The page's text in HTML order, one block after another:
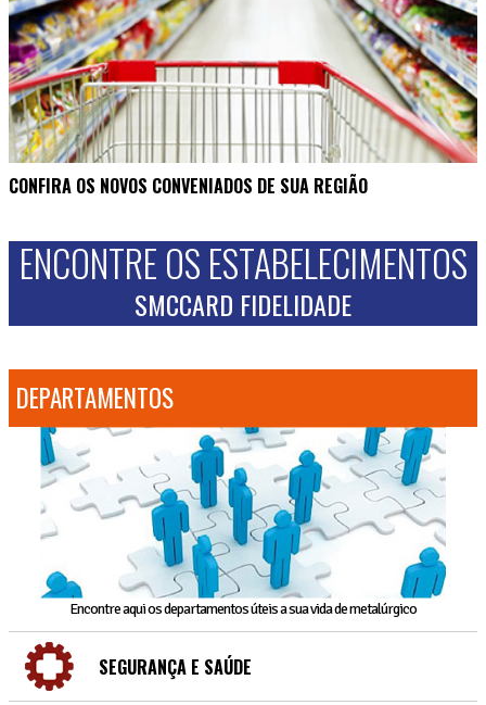
CONFIRA OS NOVOS CONVENIADOS DE SUA REGIÃO
ENCONTRE OS ESTABELECIMENTOS
SMCCARD FIDELIDADE
DEPARTAMENTOS
Encontre aqui os departamentos úteis a sua vida de metalúrgico
SEGURANÇA E SAÚDE